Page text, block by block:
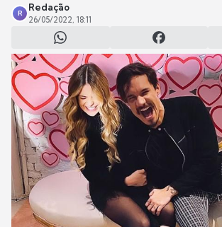
R
Redação
26/05/2022, 18:11